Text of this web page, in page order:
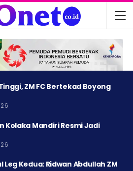
ZM FC Bertekad Boyong
Kolaka Mandiri Resmi Jadi
Leg Kedua: Ridwan Abdullah ZM